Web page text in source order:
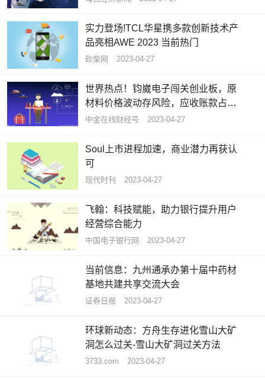
实力登场!TCL华星携多款创新技术产
品亮相AWE 2023 当前热门
砍柴网 2023-04-27
世界热点！钧崴电子闯关创业板，原
材料价格波动存风险，应收账款占比
较高
中金在线财经号 2023-04-27
Soul上市进程加速，商业潜力再获认
可
现代时刊 2023-04-27
飞翰：科技赋能，助力银行提升用户
经营综合能力
中国电子银行网 2023-04-27
当前信息：九州通承办第十届中药材
基地共建共享交流大会
证券日报 2023-04-27
环球新动态：方舟生存进化雪山大矿
洞怎么过关-雪山大矿洞过关方法
3733.com 2023-04-27